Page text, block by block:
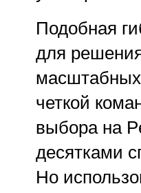
Подобная
для
масштабных
четкой
выбора на
десятками
Но